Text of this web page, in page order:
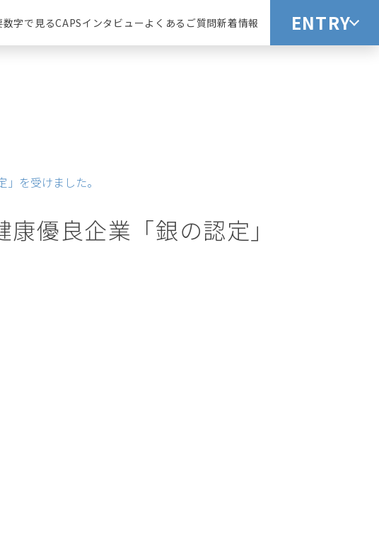
数字で見るCAPSインタビューよくあるご質問新着情報 ENTRY
を受けました。
優良企業「銀の認定」